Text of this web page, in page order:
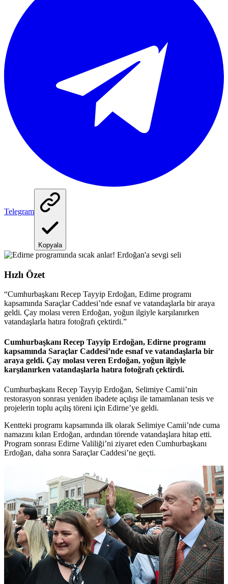
Telegram
Kopyala
Hızlı Özet
“Cumhurbaşkanı Recep Tayyip Erdoğan, Edirne programı
kapsamında Saraçlar Caddesi’nde esnaf ve vatandaşlarla bir araya
geldi. Çay molası veren Erdoğan, yoğun ilgiyle karşılanırken
vatandaşlarla hatıra fotoğrafı çektirdi.”
Cumhurbaşkanı Recep Tayyip Erdoğan, Edirne programı
kapsamında Saraçlar Caddesi’nde esnaf ve vatandaşlarla bir
araya geldi. Çay molası veren Erdoğan, yoğun ilgiyle
karşılanırken vatandaşlarla hatıra fotoğrafı çektirdi.
Cumhurbaşkanı Recep Tayyip Erdoğan, Selimiye Camii’nin
restorasyon sonrası yeniden ibadete açılışı ile tamamlanan tesis ve
projelerin toplu açılış töreni için Edirne’ye geldi.
Kentteki programı kapsamında ilk olarak Selimiye Camii’nde cuma
namazını kılan Erdoğan, ardından törende vatandaşlara hitap etti.
Program sonrası Edirne Valiliği’ni ziyaret eden Cumhurbaşkanı
Erdoğan, daha sonra Saraçlar Caddesi’ne geçti.